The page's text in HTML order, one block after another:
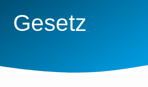
Gesetz